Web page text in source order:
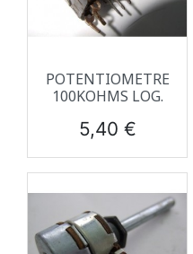
POTENTIOMETRE
100KOHMS LOG.
Prix
5,40 €